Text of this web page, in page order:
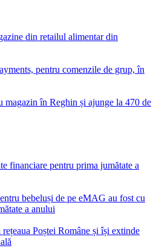
din retailul alimentar din
pentru comenzile de grup, în
magazin în Reghin și ajunge la 470 de
financiare pentru prima jumătate a
bebeluși de pe eMAG au fost cu
a anului
Poștei Române și își extinde